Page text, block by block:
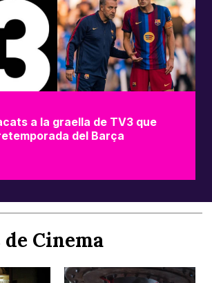
a la graella de TV3 que
del Barça
Cinema